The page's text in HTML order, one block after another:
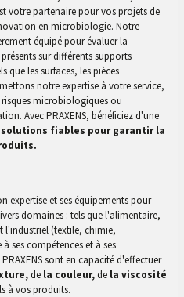
votre partenaire pour vos projets de
en microbiologie. Notre
équipé pour évaluer la
sur différents supports
que les surfaces, les pièces
notre expertise à votre service,
microbiologiques ou
Avec PRAXENS, bénéficiez d'une
fiables pour garantir la
expertise et ses équipements pour
domaines : tels que l'alimentaire,
l'industriel (textile, chimie,
ses compétences et à ses
sont en capacité d'effectuer
dela couleur,de la viscosité
à vos produits.